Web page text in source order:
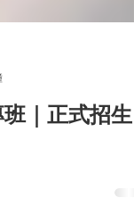
｜正式招生